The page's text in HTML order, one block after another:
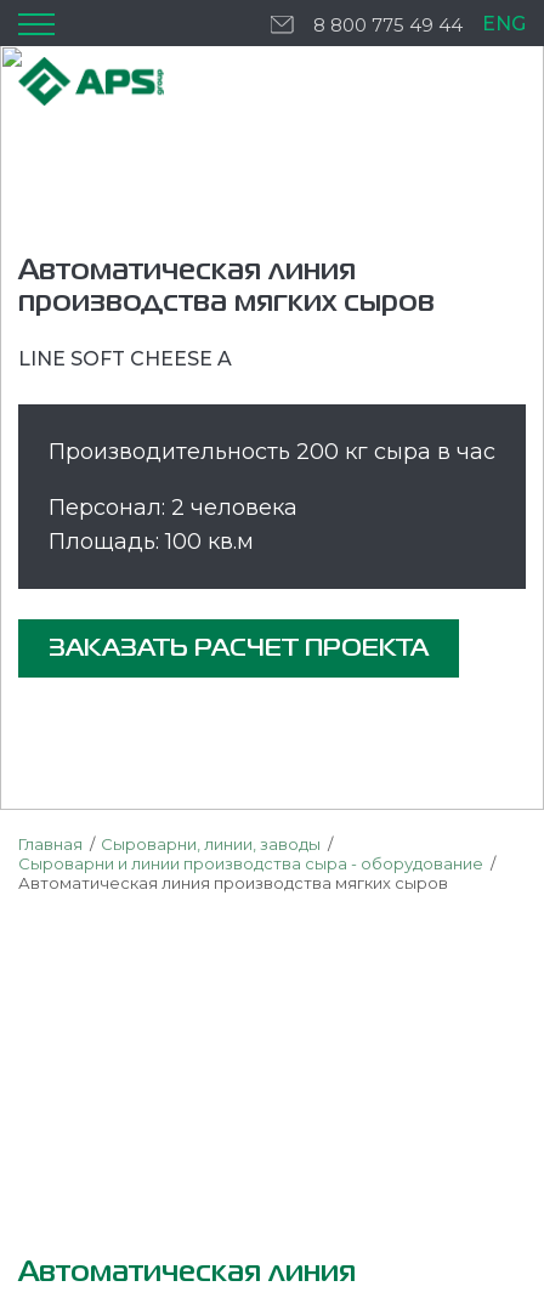
8 800 775 49 44 ENG
Автоматическая линия
производства мягких сыров
LINE SOFT CHEESE A
Производительность 200 кг сыра в час
Персонал: 2 человека
Площадь: 100 кв.м
ЗАКАЗАТЬ РАСЧЕТ ПРОЕКТА
Главная
Сыроварни, линии, заводы
Сыроварни и линии производства сыра - оборудование
Автоматическая линия производства мягких сыров
Автоматическая линия